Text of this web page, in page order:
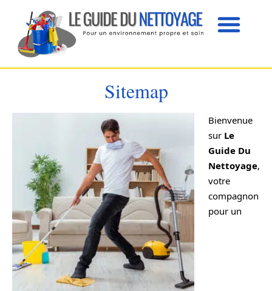
Sitemap
Bienvenue
sur Le
Guide Du
Nettoyage,
votre
compagnon
pour un